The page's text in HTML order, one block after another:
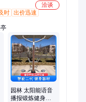
洽谈
时 出价迅速
园林 太阳能语音
播报锻炼健身器